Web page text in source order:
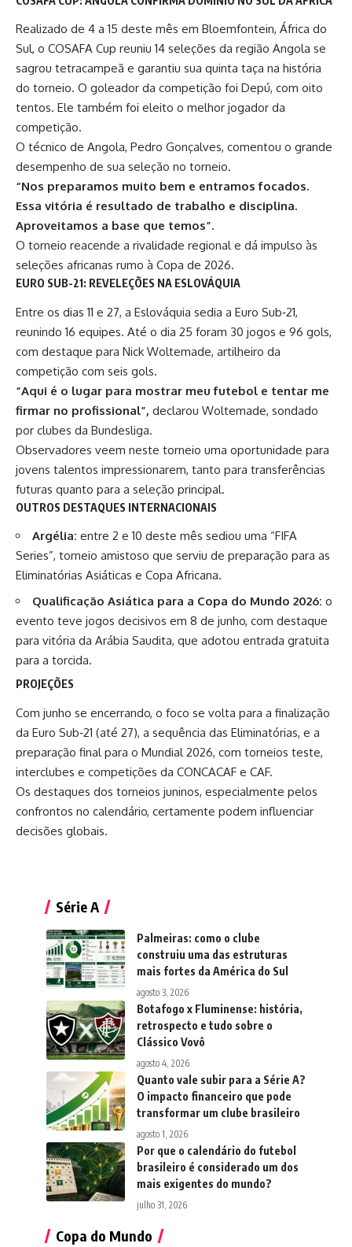
Realizado de 4 a 15 deste mês em Bloemfontein, África do
Sul, o COSAFA Cup reuniu 14 seleções da região Angola se
sagrou tetracampeã e garantiu sua quinta taça na história
do torneio. O goleador da competição foi Depú, com oito
tentos. Ele também foi eleito o melhor jogador da
competição.
O técnico de Angola, Pedro Gonçalves, comentou o grande
desempenho de sua seleção no torneio.
“Nos preparamos muito bem e entramos focados.
Essa vitória é resultado de trabalho e disciplina.
Aproveitamos a base que temos”.
O torneio reacende a rivalidade regional e dá impulso às
seleções africanas rumo à Copa de 2026.
EURO SUB-21: REVELEÇÕES NA ESLOVÁQUIA
Entre os dias 11 e 27, a Eslováquia sedia a Euro Sub‑21,
reunindo 16 equipes. Até o dia 25 foram 30 jogos e 96 gols,
com destaque para Nick Woltemade, artilheiro da
competição com seis gols.
“Aqui é o lugar para mostrar meu futebol e tentar me
firmar no profissional”, declarou Woltemade, sondado
por clubes da Bundesliga.
Observadores veem neste torneio uma oportunidade para
jovens talentos impressionarem, tanto para transferências
futuras quanto para a seleção principal.
OUTROS DESTAQUES INTERNACIONAIS
Argélia: entre 2 e 10 deste mês sediou uma “FIFA
Series”, torneio amistoso que serviu de preparação para as
Eliminatórias Asiáticas e Copa Africana.
Qualificação Asiática para a Copa do Mundo 2026: o
evento teve jogos decisivos em 8 de junho, com destaque
para vitória da Arábia Saudita, que adotou entrada gratuita
para a torcida.
PROJEÇÕES
Com junho se encerrando, o foco se volta para a finalização
da Euro Sub‑21 (até 27), a sequência das Eliminatórias, e a
preparação final para o Mundial 2026, com torneios teste,
interclubes e competições da CONCACAF e CAF.
Os destaques dos torneios juninos, especialmente pelos
confrontos no calendário, certamente podem influenciar
decisões globais.
Série A
Palmeiras: como o clube
construiu uma das estruturas
mais fortes da América do Sul
agosto 3, 2026
Botafogo x Fluminense: história,
retrospecto e tudo sobre o
Clássico Vovô
agosto 4, 2026
Quanto vale subir para a Série A?
O impacto financeiro que pode
transformar um clube brasileiro
agosto 1, 2026
Por que o calendário do futebol
brasileiro é considerado um dos
mais exigentes do mundo?
julho 31, 2026
Copa do Mundo